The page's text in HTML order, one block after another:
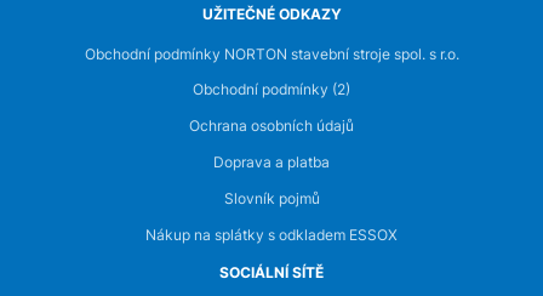
UŽITEČNÉ ODKAZY
Obchodní podmínky NORTON stavební stroje spol. s r.o.
Obchodní podmínky (2)
Ochrana osobních údajů
Doprava a platba
Slovník pojmů
Nákup na splátky s odkladem ESSOX
SOCIÁLNÍ SÍTĚ